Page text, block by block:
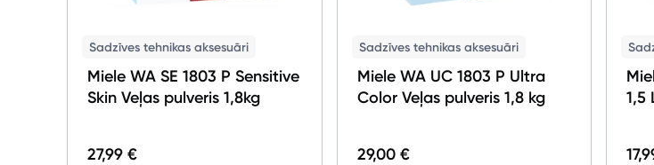
Sadzīves tehnikas aksesuāri
Miele WA SE 1803 P Sensitive
Skin Veļas pulveris 1,8kg
27,99 €
Sadzīves tehnikas aksesuāri
Miele WA UC 1803 P Ultra
Color Veļas pulveris 1,8 kg
29,00 €
1,5